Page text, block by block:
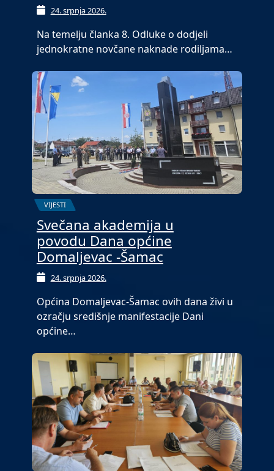
24. srpnja 2026.
Na temelju članka 8. Odluke o dodjeli
jednokratne novčane naknade rodiljama…
VIJESTI
Svečana akademija u
povodu Dana općine
Domaljevac -Šamac
24. srpnja 2026.
Općina Domaljevac-Šamac ovih dana živi u
ozračju središnje manifestacije Dani
općine…